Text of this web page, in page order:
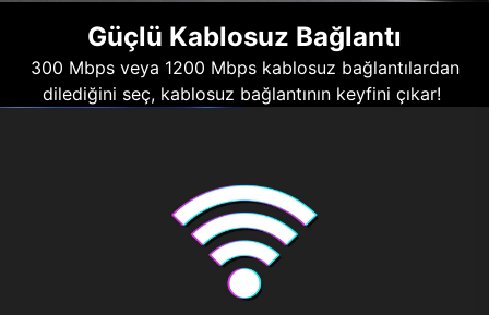
Güçlü Kablosuz Bağlantı
300 Mbps veya 1200 Mbps kablosuz bağlantılardan
dilediğini seç, kablosuz bağlantının keyfini çıkar!